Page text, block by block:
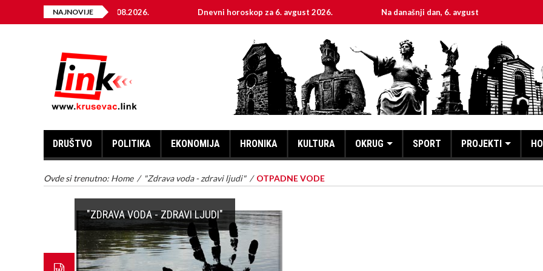
NAJNOVIJE
ENERGIJE ZA 06.08.2026. Dnevni horoskop za 6. avgust 2026. Na današnji dan, 6. avgust
DRUŠTVO POLITIKA EKONOMIJA HRONIKA KULTURA OKRUG SPORT PROJEKTI
Ovde si trenutno: Home / "Zdrava voda - zdravi ljudi" / OTPADNE VODE
"ZDRAVA VODA - ZDRAVI LJUDI"